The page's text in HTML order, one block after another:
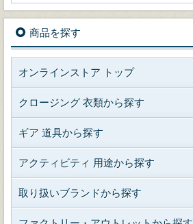
商品を探す
オンラインストア トップ
クロージング 衣類から探す
ギア 道具から探す
アクティビティ 用途から探す
取り扱いブランドから探す